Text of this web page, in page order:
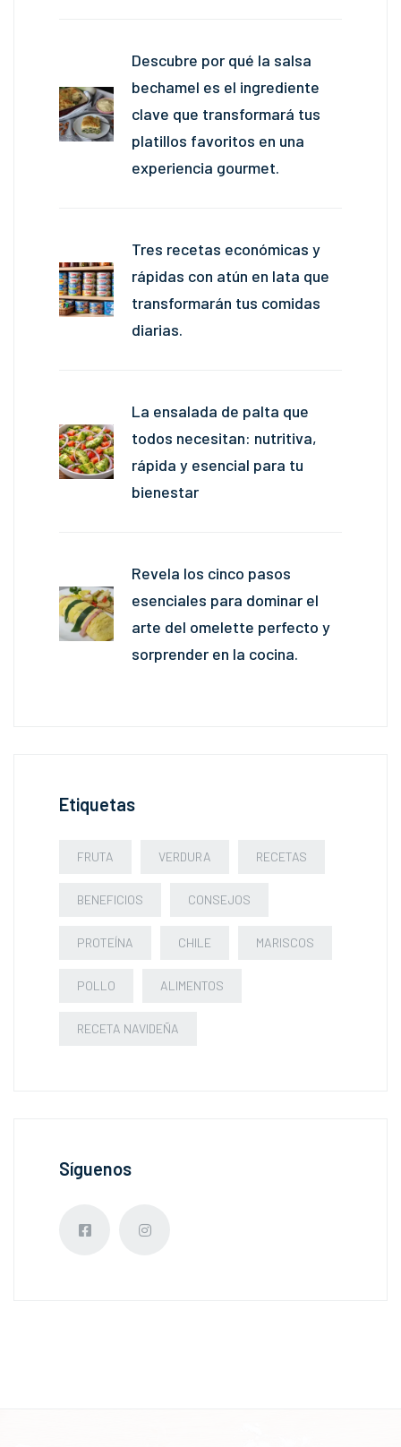
Descubre por qué la salsa
bechamel es el ingrediente
clave que transformará tus
platillos favoritos en una
experiencia gourmet.
Tres recetas económicas y
rápidas con atún en lata que
transformarán tus comidas
diarias.
La ensalada de palta que
todos necesitan: nutritiva,
rápida y esencial para tu
bienestar
Revela los cinco pasos
esenciales para dominar el
arte del omelette perfecto y
sorprender en la cocina.
Etiquetas
FRUTA VERDURA RECETAS
BENEFICIOS CONSEJOS
PROTEÍNA CHILE MARISCOS
POLLO ALIMENTOS
RECETA NAVIDEÑA
Síguenos